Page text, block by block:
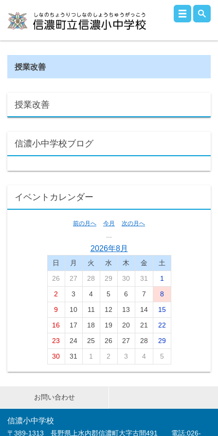
授業改善
授業改善
信濃小中学校ブログ
イベントカレンダー
前の月へ 今月 次の月へ
2026年8月
日 月 火 水 木 金
土
26
27 28 29 30 31
1
2
3 4 5 6 7
8
9
10 11 12 13 14
15
16
17 18 19 20 21
22
23
24 25 26 27 28
29
30
31 1 2 3 4 5
お問い合わせ
信濃小中学校
〒389-1313 長野県上水内郡信濃町大字古間491 電話:026-